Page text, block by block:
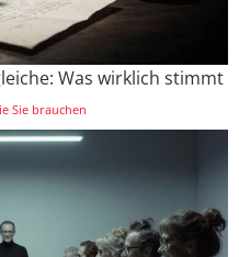
Was wirklich stimmt
Sie brauchen